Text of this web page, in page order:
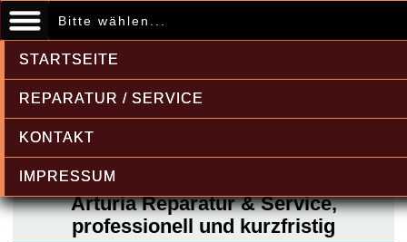
Bitte wählen...
STARTSEITE
REPARATUR / SERVICE
KONTAKT
IMPRESSUM
Arturia Reparatur & Service,
professionell und kurzfristig